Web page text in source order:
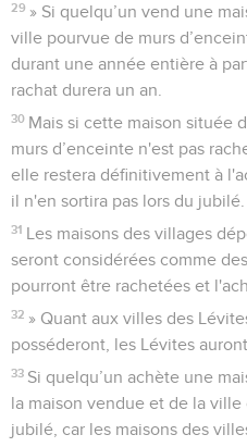
29 » Si quelqu’un vend une
ville pourvue de murs
durant une année entière à
rachat durera un an.
30 Mais si cette maison située
murs d’enceinte n'est pas
elle restera définitivement à
il n'en sortira pas lors du jubilé.
31
Les maisons des villages
seront considérées comme
pourront être rachetées et
32 » Quant aux villes des
posséderont, les Lévites
33 Si quelqu’un achète une
la maison vendue et de la
jubilé, car les maisons des